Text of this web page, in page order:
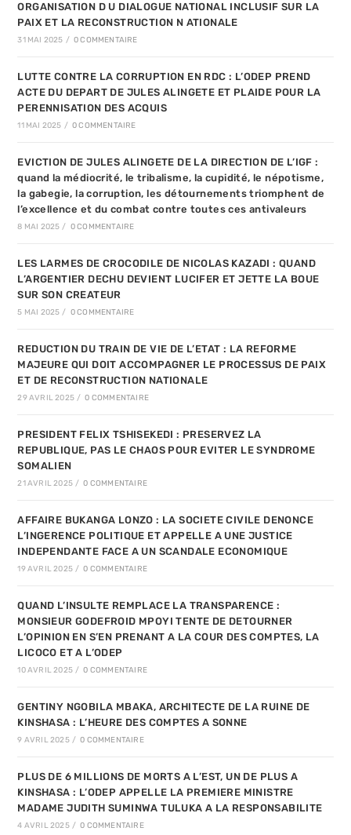
ORGANISATION D U DIALOGUE NATIONAL INCLUSIF SUR LA
PAIX ET LA RECONSTRUCTION N ATIONALE
31 MAI 2025 / 0 COMMENTAIRE
LUTTE CONTRE LA CORRUPTION EN RDC : L’ODEP PREND
ACTE DU DEPART DE JULES ALINGETE ET PLAIDE POUR LA
PERENNISATION DES ACQUIS
11 MAI 2025 / 0 COMMENTAIRE
EVICTION DE JULES ALINGETE DE LA DIRECTION DE L’IGF :
quand la médiocrité, le tribalisme, la cupidité, le népotisme,
la gabegie, la corruption, les détournements triomphent de
l’excellence et du combat contre toutes ces antivaleurs
8 MAI 2025 / 0 COMMENTAIRE
LES LARMES DE CROCODILE DE NICOLAS KAZADI : QUAND
L’ARGENTIER DECHU DEVIENT LUCIFER ET JETTE LA BOUE
SUR SON CREATEUR
5 MAI 2025 / 0 COMMENTAIRE
REDUCTION DU TRAIN DE VIE DE L’ETAT : LA REFORME
MAJEURE QUI DOIT ACCOMPAGNER LE PROCESSUS DE PAIX
ET DE RECONSTRUCTION NATIONALE
29 AVRIL 2025 / 0 COMMENTAIRE
PRESIDENT FELIX TSHISEKEDI : PRESERVEZ LA
REPUBLIQUE, PAS LE CHAOS POUR EVITER LE SYNDROME
SOMALIEN
21 AVRIL 2025 / 0 COMMENTAIRE
AFFAIRE BUKANGA LONZO : LA SOCIETE CIVILE DENONCE
L’INGERENCE POLITIQUE ET APPELLE A UNE JUSTICE
INDEPENDANTE FACE A UN SCANDALE ECONOMIQUE
19 AVRIL 2025 / 0 COMMENTAIRE
QUAND L’INSULTE REMPLACE LA TRANSPARENCE :
MONSIEUR GODEFROID MPOYI TENTE DE DETOURNER
L’OPINION EN S’EN PRENANT A LA COUR DES COMPTES, LA
LICOCO ET A L’ODEP
10 AVRIL 2025 / 0 COMMENTAIRE
GENTINY NGOBILA MBAKA, ARCHITECTE DE LA RUINE DE
KINSHASA : L’HEURE DES COMPTES A SONNE
9 AVRIL 2025 / 0 COMMENTAIRE
PLUS DE 6 MILLIONS DE MORTS A L’EST, UN DE PLUS A
KINSHASA : L’ODEP APPELLE LA PREMIERE MINISTRE
MADAME JUDITH SUMINWA TULUKA A LA RESPONSABILITE
4 AVRIL 2025 / 0 COMMENTAIRE